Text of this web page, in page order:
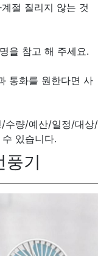
절 질리지 않는 것
을 참고 해 주세요.
통화를 원한다면 사
/수량/예산/일정/대상/
있습니다.
풍기